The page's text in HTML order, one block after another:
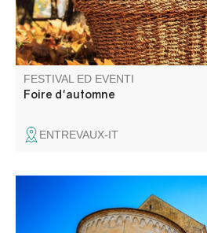
FESTIVAL ED EVENTI
Foire d'automne
ENTREVAUX-IT
L'antica cattedrale di Senez vi
i suoi rinomati arredi religiosi, in